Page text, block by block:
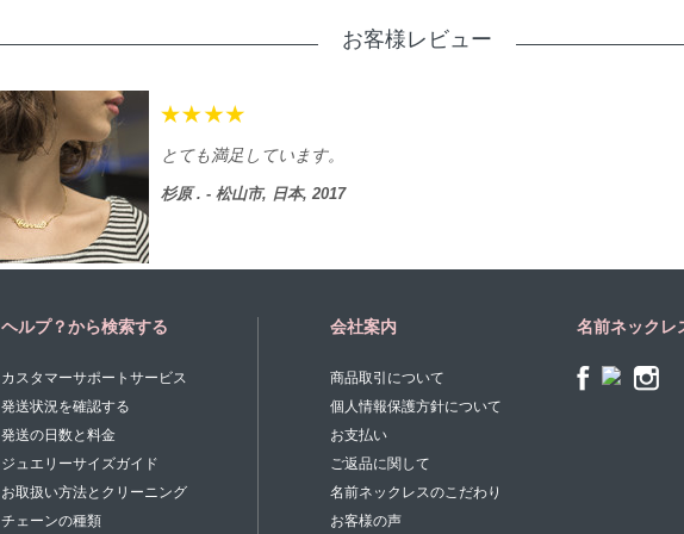
お客様レビュー
とても満足しています。
杉原 . - 松山市, 日本, 2017
ヘルプ？から検索する
カスタマーサポートサービス
発送状況を確認する
発送の日数と料金
ジュエリーサイズガイド
お取扱い方法とクリーニング
チェーンの種類
会社案内
商品取引について
個人情報保護方針について
お支払い
ご返品に関して
名前ネックレスのこだわり
お客様の声
名前ネックレ